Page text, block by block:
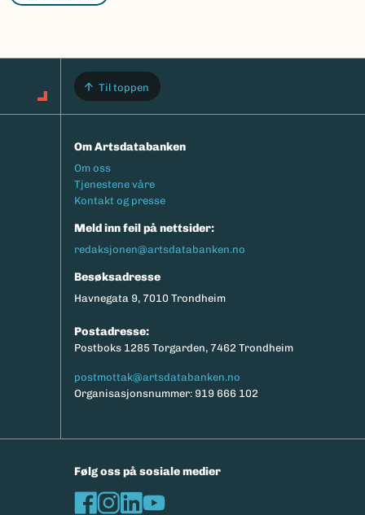
Til toppen
Om Artsdatabanken
Footermeny
Om oss
Tjenestene våre
Kontakt og presse
Meld inn feil på nettsider:
redaksjonen@artsdatabanken.no
Besøksadresse
Havnegata 9, 7010 Trondheim
Postadresse:
Postboks 1285 Torgarden, 7462 Trondheim
postmottak@artsdatabanken.no
Organisasjonsnummer: 919 666 102
Følg oss på sosiale medier